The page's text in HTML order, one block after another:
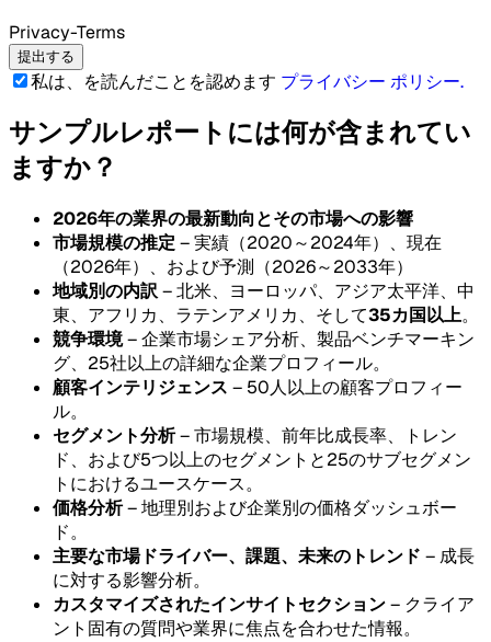
Privacy-Terms
提出する
私は、を読んだことを認めます プライバシー ポリシー.
サンプルレポートには何が含まれてい
ますか？
2026年の業界の最新動向とその市場への影響
市場規模の推定– 実績（2020～2024年）、現在
（2026年）、および予測（2026～2033年）
地域別の内訳– 北米、ヨーロッパ、アジア太平洋、中
東、アフリカ、ラテンアメリカ、そして35カ国以上。
競争環境– 企業市場シェア分析、製品ベンチマーキン
グ、25社以上の詳細な企業プロフィール。
顧客インテリジェンス – 50人以上の顧客プロフィー
ル。
セグメント分析– 市場規模、前年比成長率、トレン
ド、および5つ以上のセグメントと25のサブセグメン
トにおけるユースケース。
価格分析– 地理別および企業別の価格ダッシュボー
ド。
主要な市場ドライバー、課題、未来のトレンド – 成長
に対する影響分析。
カスタマイズされたインサイトセクション– クライア
ント固有の質問や業界に焦点を合わせた情報。